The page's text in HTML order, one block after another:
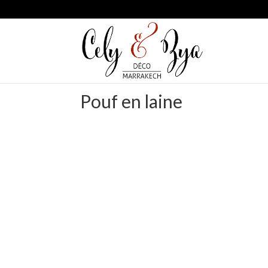
Pouf en laine